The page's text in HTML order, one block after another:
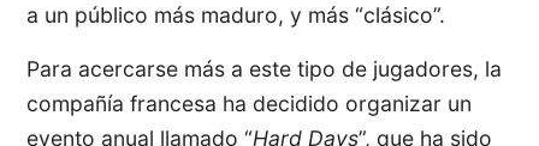
a un público más maduro, y más “clásico”.
Para acercarse más a este tipo de jugadores, la
compañía francesa ha decidido organizar un
evento anual llamado “Hard Days”, que ha sido